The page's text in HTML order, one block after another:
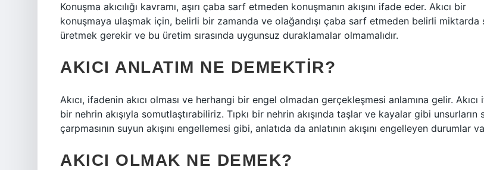
Konuşma akıcılığı kavramı, aşırı çaba sarf etmeden konuşmanın akışını ifade eder. Akıcı bir
konuşmaya ulaşmak için, belirli bir zamanda ve olağandışı çaba sarf etmeden belirli miktarda
üretmek gerekir ve bu üretim sırasında uygunsuz duraklamalar olmamalıdır.
AKICI ANLATIM NE DEMEKTIR?
Akıcı, ifadenin akıcı olması ve herhangi bir engel olmadan gerçekleşmesi anlamına gelir. Akıcı
bir nehrin akışıyla somutlaştırabiliriz. Tıpkı bir nehrin akışında taşlar ve kayalar gibi unsurların
çarpmasının suyun akışını engellemesi gibi, anlatıda da anlatının akışını engelleyen durumlar
AKICI OLMAK NE DEMEK?